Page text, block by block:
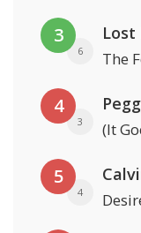
3
6
Lost
The
4
3 (It
5
4